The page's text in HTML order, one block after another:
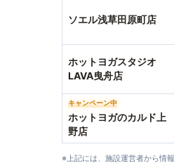
ソエル浅草田原町店
ホットヨガスタジオ
LAVA曳舟店
キャンペーン中
ホットヨガのカルド上
野店
※上記には、施設運営者から情